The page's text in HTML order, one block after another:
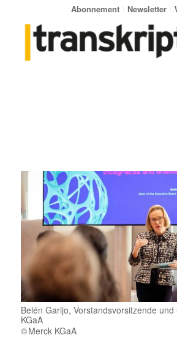
Abonnement Newsletter
Belén Garijo, Vorstandsvorsitzende
KGaA
Merck KGaA